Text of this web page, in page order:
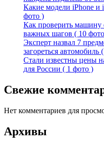
Какие модели iPhone и
фото )
Как проверить машину
важных шагов ( 10
Эксперт назвал 7
загореться автомобиль
Стали известны цены
для России ( 1 фото )
Свежие
Нет комментариев для
Архивы